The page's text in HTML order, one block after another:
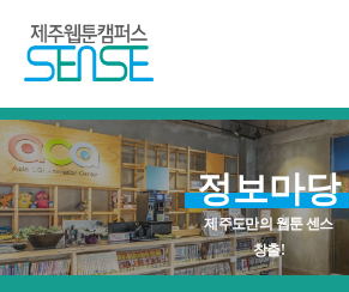
로
가
기
정보마당
제주도만의 웹툰 센스
창출!